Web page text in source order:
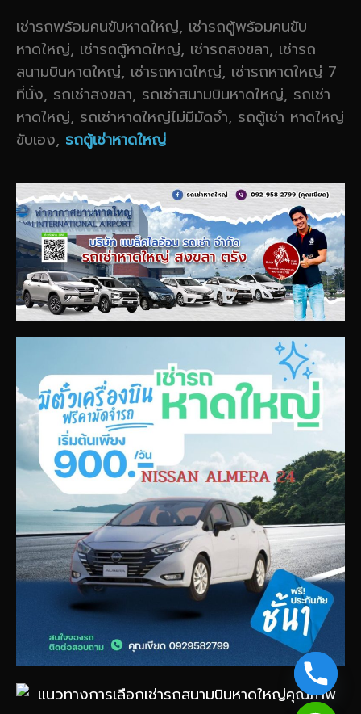
เช่ารถพร้อมคนขับหาดใหญ่, เช่ารถตู้พร้อมคนขับ
หาดใหญ่, เช่ารถตู้หาดใหญ่, เช่ารถสงขลา, เช่ารถ
สนามบินหาดใหญ่, เช่ารถหาดใหญ่, เช่ารถหาดใหญ่ 7
ที่นั่ง, รถเช่าสงขลา, รถเช่าสนามบินหาดใหญ่, รถเช่า
หาดใหญ่, รถเช่าหาดใหญ่ไม่มีมัดจำ, รถตู้เช่า หาดใหญ่
ขับเอง, รถตู้เช่าหาดใหญ่